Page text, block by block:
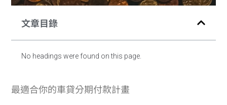
文章目錄
No headings were found on this page.
最適合你的車貸分期付款計畫